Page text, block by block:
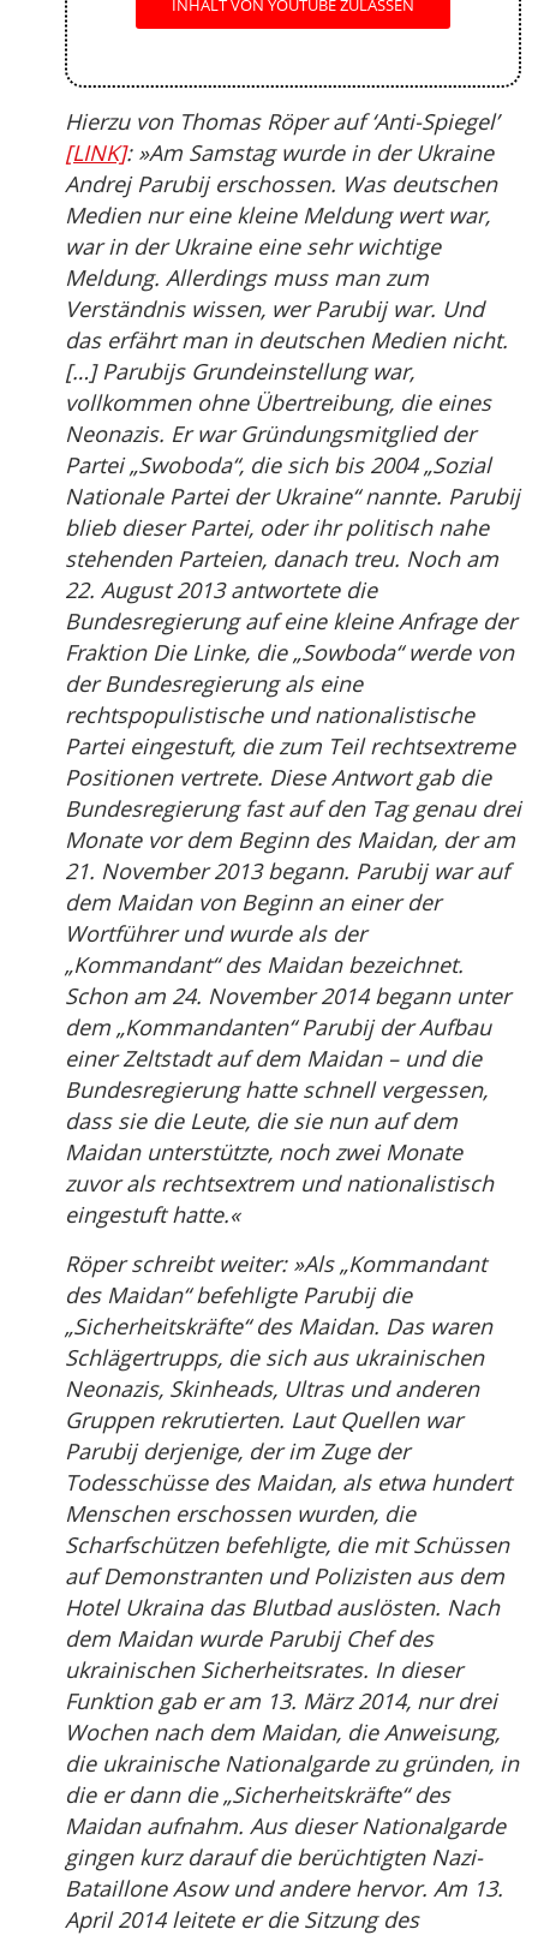
INHALT VON YOUTUBE ZULASSEN
Hierzu von Thomas Röper auf ‘Anti-Spiegel’
[LINK]: »Am Samstag wurde in der Ukraine
Andrej Parubij erschossen. Was deutschen
Medien nur eine kleine Meldung wert war,
war in der Ukraine eine sehr wichtige
Meldung. Allerdings muss man zum
Verständnis wissen, wer Parubij war. Und
das erfährt man in deutschen Medien nicht.
[…] Parubijs Grundeinstellung war,
vollkommen ohne Übertreibung, die eines
Neonazis. Er war Gründungsmitglied der
Partei „Swoboda“, die sich bis 2004 „Sozial
Nationale Partei der Ukraine“ nannte. Parubij
blieb dieser Partei, oder ihr politisch nahe
stehenden Parteien, danach treu. Noch am
22. August 2013 antwortete die
Bundesregierung auf eine kleine Anfrage der
Fraktion Die Linke, die „Sowboda“ werde von
der Bundesregierung als eine
rechtspopulistische und nationalistische
Partei eingestuft, die zum Teil rechtsextreme
Positionen vertrete. Diese Antwort gab die
Bundesregierung fast auf den Tag genau drei
Monate vor dem Beginn des Maidan, der am
21. November 2013 begann. Parubij war auf
dem Maidan von Beginn an einer der
Wortführer und wurde als der
„Kommandant“ des Maidan bezeichnet.
Schon am 24. November 2014 begann unter
dem „Kommandanten“ Parubij der Aufbau
einer Zeltstadt auf dem Maidan – und die
Bundesregierung hatte schnell vergessen,
dass sie die Leute, die sie nun auf dem
Maidan unterstützte, noch zwei Monate
zuvor als rechtsextrem und nationalistisch
eingestuft hatte.«
Röper schreibt weiter: »Als „Kommandant
des Maidan“ befehligte Parubij die
„Sicherheitskräfte“ des Maidan. Das waren
Schlägertrupps, die sich aus ukrainischen
Neonazis, Skinheads, Ultras und anderen
Gruppen rekrutierten. Laut Quellen war
Parubij derjenige, der im Zuge der
Todesschüsse des Maidan, als etwa hundert
Menschen erschossen wurden, die
Scharfschützen befehligte, die mit Schüssen
auf Demonstranten und Polizisten aus dem
Hotel Ukraina das Blutbad auslösten. Nach
dem Maidan wurde Parubij Chef des
ukrainischen Sicherheitsrates. In dieser
Funktion gab er am 13. März 2014, nur drei
Wochen nach dem Maidan, die Anweisung,
die ukrainische Nationalgarde zu gründen, in
die er dann die „Sicherheitskräfte“ des
Maidan aufnahm. Aus dieser Nationalgarde
gingen kurz darauf die berüchtigten Nazi-
Bataillone Asow und andere hervor. Am 13.
April 2014 leitete er die Sitzung des